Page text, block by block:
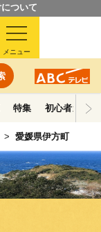
ついて
メニュー
特集 初心者ガイド
愛媛県伊方町